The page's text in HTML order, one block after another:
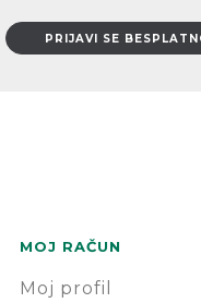
MOJ RAČUN
Moj profil